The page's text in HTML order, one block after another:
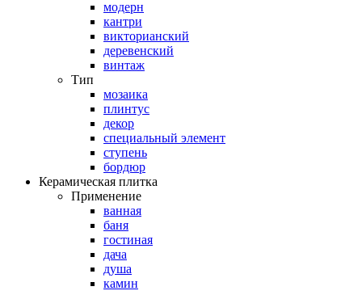
модерн
кантри
викторианский
деревенский
винтаж
Тип
мозаика
плинтус
декор
специальный элемент
ступень
бордюр
Керамическая плитка
Применение
ванная
баня
гостиная
дача
душа
камин